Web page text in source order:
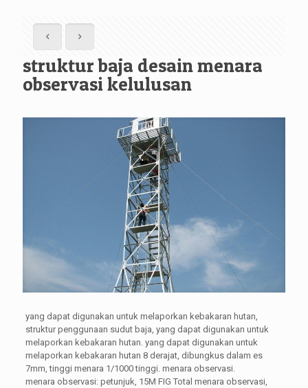
struktur baja desain menara
observasi kelulusan
yang dapat digunakan untuk melaporkan kebakaran hutan,
struktur penggunaan sudut baja, yang dapat digunakan untuk
melaporkan kebakaran hutan. yang dapat digunakan untuk
melaporkan kebakaran hutan 8 derajat, dibungkus dalam es
7mm, tinggi menara 1/1000 tinggi. menara observasi.
menara observasi: petunjuk, 15M FIG Total menara observasi,